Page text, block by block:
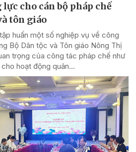
cho cán bộ pháp chế
tôn giáo
huấn một số nghiệp vụ về công
Bộ Dân tộc và Tôn giáo Nông Thị
trọng của công tác pháp chế như
hoạt động quản...